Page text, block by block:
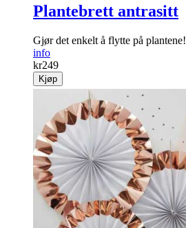
Plantebrett antrasitt
Gjør det enkelt å flytte på ­plantene!
info
kr249
Kjøp